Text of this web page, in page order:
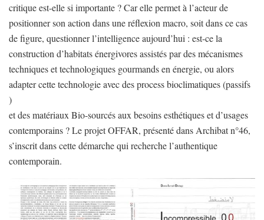
critique est-elle si importante ? Car elle permet à l’acteur de
positionner son action dans une réflexion macro, soit dans ce cas
de figure, questionner l’intelligence aujourd’hui : est-ce la
construction d’habitats énergivores assistés par des mécanismes
techniques et technologiques gourmands en énergie, ou alors
adapter cette technologie avec des process bioclimatiques (passifs
)
et des matériaux Bio-sourcés aux besoins esthétiques et d’usages
contemporains ? Le projet OFFAR, présenté dans Archibat n°46,
s’inscrit dans cette démarche qui recherche l’authentique
contemporain.